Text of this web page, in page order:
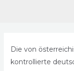
Die von
kontrollierte